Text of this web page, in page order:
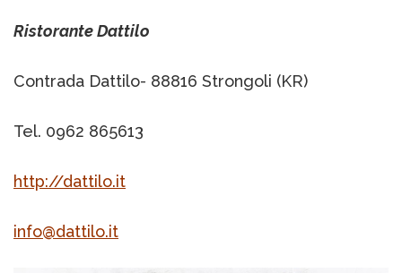
Ristorante Dattilo
Contrada Dattilo- 88816 Strongoli (KR)
Tel. 0962 865613
http://dattilo.it
info@dattilo.it